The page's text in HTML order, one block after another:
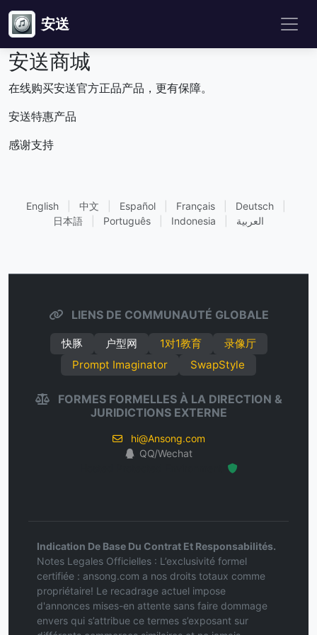
安送
安送商城
在线购买安送官方正品产品，更有保障。
安送特惠产品
感谢支持
English 中文 Español Français Deutsch
日本語
Português Indonesia العربية
LIENS DE COMMUNAUTÉ GLOBALE
快豚 户型网 1对1教育
录像厅
Prompt Imaginator
SwapStyle
FORMES FORMELLES À LA DIRECTION &
JURIDICTIONS EXTERNE
hi@Ansong.com
QQ/Wechat
Indication De Base Du Contrat Et Responsabilités.
Notes Legales Officielles : L’exclusivité formel
certifiée : ansong.com a nos droits totaux comme
propriétaire! Le recadrage actuel impose
d'annonces mises-en attente sans faire dommage
envers qui s’attribue ce termes s’exposant sur